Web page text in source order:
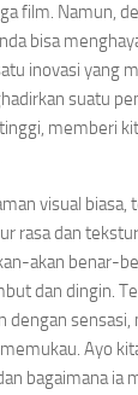
film. Namun,
bisa
inovasi yang
suatu
memberi
visual biasa,
rasa dan
akan benar-
dan dingin.
dengan sensasi,
Ayo
bagaimana ia